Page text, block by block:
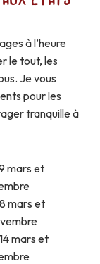
à l’heure
le tout, les
Je vous
pour les
tranquille à
mars et
mars et
mars et